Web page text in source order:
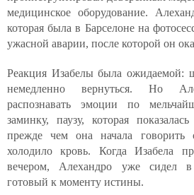
медицинское оборудование.
которая была в Барселоне на
ужасной аварии, после которой он
Реакция Изабелы была ожидаемой:
немедленно вернуться. Но
распознавать эмоции по
заминку, паузу, которая
прежде чем она начала говорить
холодило кровь. Когда Изабела
вечером, Алехандро уже сидел в
готовый к моменту истины.